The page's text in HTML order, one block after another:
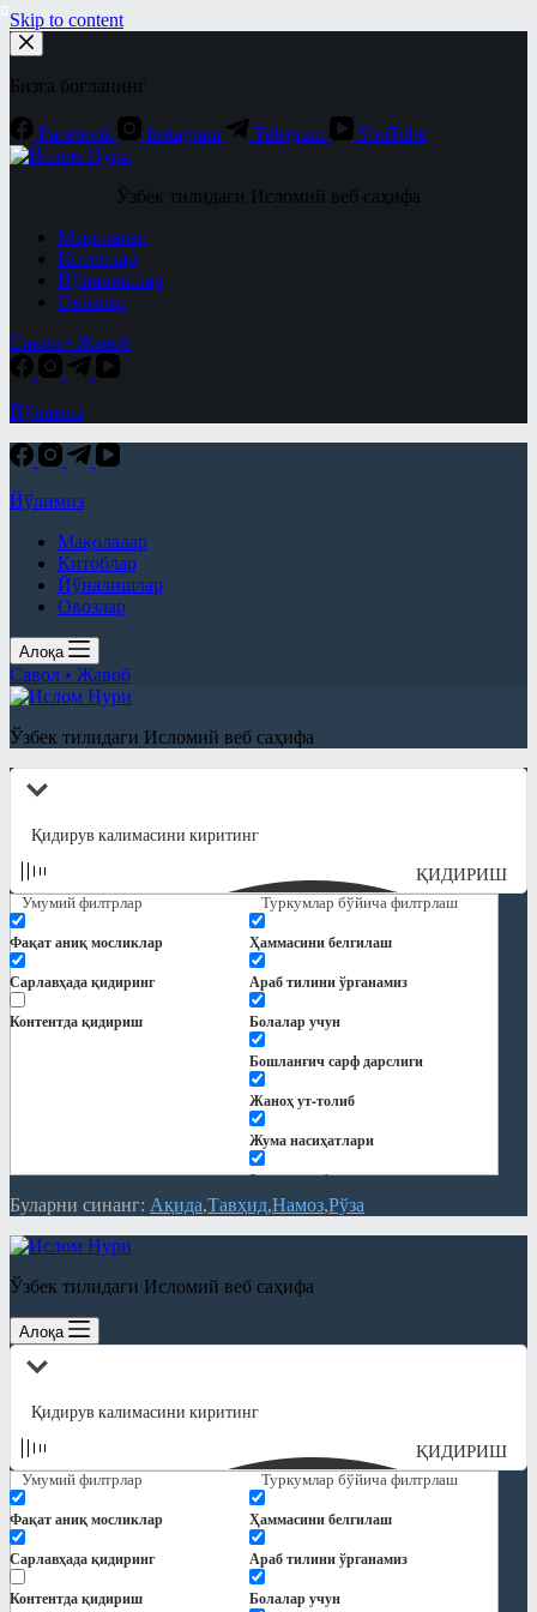
Skip to content
Бизга боғланинг
Facebook Instagram Telegram YouTube
Ўзбек тилидаги Исломий веб саҳифа
Мақолалар
Китоблар
Йўналишлар
Овозлар
Савол • Жавоб
Йўлимиз
Йўлимиз
Мақолалар
Китоблар
Йўналишлар
Овозлар
Алоқа
Савол • Жавоб
Ўзбек тилидаги Исломий веб саҳифа
ҚИДИРИШ
Умумий филтрлар
Фақат аниқ мосликлар
Сарлавҳада қидиринг
Контентда қидириш
Туркумлар бўйича филтрлаш
Ҳаммасини белгилаш
Араб тилини ўрганамиз
Болалар учун
Бошланғич сарф дарслиги
Жаноҳ ут-толиб
Жума насиҳатлари
Закот китоби
Китоблар
Қуръон тафсири
Ақида
Замонавий мавзулар
Намоз
Никоҳ ва оила
Панд-насиҳат
Буларни синанг: Ақида Тавҳид Намоз Рўза
Ўзбек тилидаги Исломий веб саҳифа
Алоқа
ҚИДИРИШ
Умумий филтрлар
Фақат аниқ мосликлар
Сарлавҳада қидиринг
Контентда қидириш
Туркумлар бўйича филтрлаш
Ҳаммасини белгилаш
Араб тилини ўрганамиз
Болалар учун